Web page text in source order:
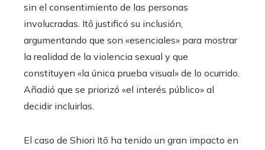
sin el consentimiento de las personas
involucradas. Itō justificó su inclusión,
argumentando que son «esenciales» para mostrar
la realidad de la violencia sexual y que
constituyen «la única prueba visual» de lo ocurrido.
Añadió que se priorizó «el interés público» al
decidir incluirlas.
El caso de Shiori Itō ha tenido un gran impacto en